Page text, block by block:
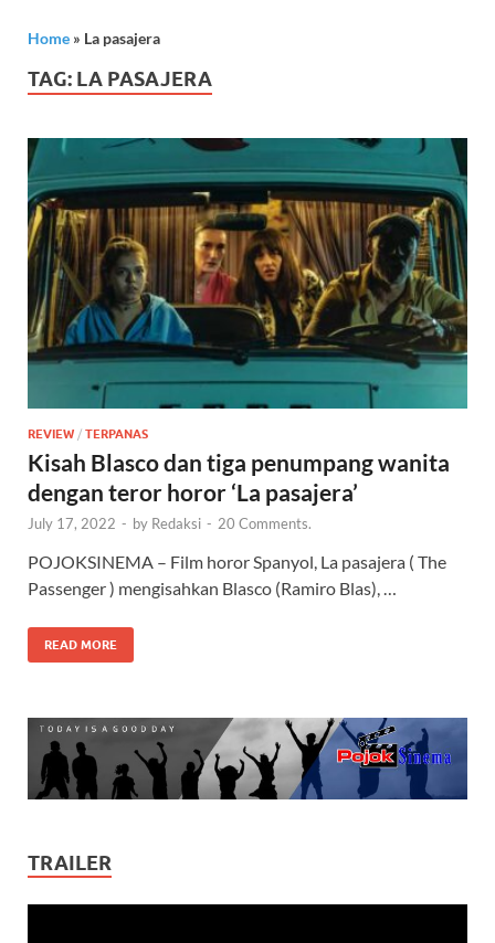
Home » La pasajera
TAG: LA PASAJERA
REVIEW / TERPANAS
Kisah Blasco dan tiga penumpang wanita
dengan teror horor ‘La pasajera’
July 17, 2022 - by Redaksi - 20 Comments.
POJOKSINEMA – Film horor Spanyol, La pasajera ( The
Passenger ) mengisahkan Blasco (Ramiro Blas), …
READ MORE
TRAILER